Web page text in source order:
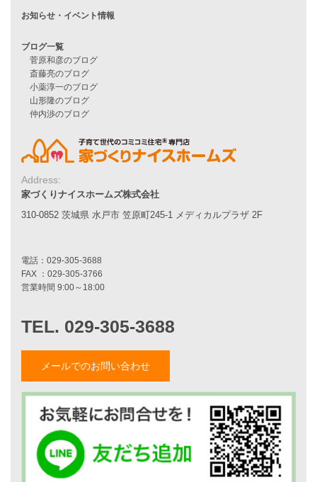
平屋をお考えの方へ
リフォームをお考えの方へ
施工事例一覧
家づくりストーリー
お客様の声
家づくりナイスホームズについて
家づくりへの想い
スタッフ紹介
お知らせ・イベント情報
菅原和彦のブログ
小薬淳一のブログ
仲内渉のブログ
Address:
家づくりナイスホームズ株式会社
310-0852 茨城県 水戸市 笠原町245-1 メディカルプラザ 2F
メールでのお問い合わせ